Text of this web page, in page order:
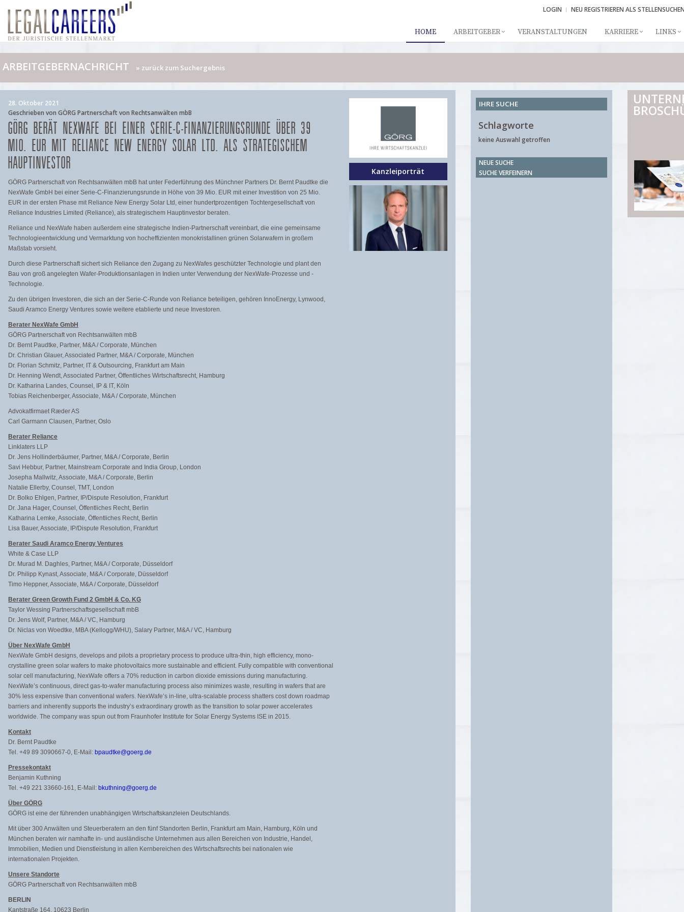
LOGIN NEU REGISTRIEREN ALS
HOME ARBEITGEBER VERANSTALTUNGEN KARRIERE LINKS
ARBEITGEBERNACHRICHT » zurück zum Suchergebnis
28. Oktober 2021
Geschrieben von GÖRG Partnerschaft von Rechtsanwälten mbB
GÖRG BERÄT NEXWAFE BEI EINER SERIE-C-FINANZIERUNGSRUNDE ÜBER 39
MIO. EUR MIT RELIANCE NEW ENERGY SOLAR LTD. ALS STRATEGISCHEM
HAUPTINVESTOR
GÖRG Partnerschaft von Rechtsanwälten mbB hat unter Federführung des Münchner Partners Dr. Bernt Paudtke die
NexWafe GmbH bei einer Serie-C-Finanzierungsrunde in Höhe von 39 Mio. EUR mit einer Investition von 25 Mio.
EUR in der ersten Phase mit Reliance New Energy Solar Ltd, einer hundertprozentigen Tochtergesellschaft von
Reliance Industries Limited (Reliance), als strategischem Hauptinvestor beraten.
Reliance und NexWafe haben außerdem eine strategische Indien-Partnerschaft vereinbart, die eine gemeinsame
Technologieentwicklung und Vermarktung von hocheffizienten monokristallinen grünen Solarwafern in großem
Maßstab vorsieht.
Durch diese Partnerschaft sichert sich Reliance den Zugang zu NexWafes geschützter Technologie und plant den
Bau von groß angelegten Wafer-Produktionsanlagen in Indien unter Verwendung der NexWafe-Prozesse und -
Technologie.
Zu den übrigen Investoren, die sich an der Serie-C-Runde von Reliance beteiligen, gehören InnoEnergy, Lynwood,
Saudi Aramco Energy Ventures sowie weitere etablierte und neue Investoren.
Berater NexWafe GmbH
GÖRG Partnerschaft von Rechtsanwälten mbB
Dr. Bernt Paudtke, Partner, M&A / Corporate, München
Dr. Christian Glauer, Associated Partner, M&A / Corporate, München
Dr. Florian Schmitz, Partner, IT & Outsourcing, Frankfurt am Main
Dr. Henning Wendt, Associated Partner, Öffentliches Wirtschaftsrecht, Hamburg
Dr. Katharina Landes, Counsel, IP & IT, Köln
Tobias Reichenberger, Associate, M&A / Corporate, München
Advokatfirmaet Ræder AS
Carl Garmann Clausen, Partner, Oslo
Berater Reliance
Linklaters LLP
Dr. Jens Hollinderbäumer, Partner, M&A / Corporate, Berlin
Savi Hebbur, Partner, Mainstream Corporate and India Group, London
Josepha Mallwitz, Associate, M&A / Corporate, Berlin
Natalie Ellerby, Counsel, TMT, London
Dr. Bolko Ehlgen, Partner, IP/Dispute Resolution, Frankfurt
Dr. Jana Hager, Counsel, Öffentliches Recht, Berlin
Katharina Lemke, Associate, Öffentliches Recht, Berlin
Lisa Bauer, Associate, IP/Dispute Resolution, Frankfurt
Berater Saudi Aramco Energy Ventures
White & Case LLP
Dr. Murad M. Daghles, Partner, M&A / Corporate, Düsseldorf
Dr. Philipp Kynast, Associate, M&A / Corporate, Düsseldorf
Timo Heppner, Associate, M&A / Corporate, Düsseldorf
Berater Green Growth Fund 2 GmbH & Co. KG
Taylor Wessing Partnerschaftsgesellschaft mbB
Dr. Jens Wolf, Partner, M&A / VC, Hamburg
Dr. Niclas von Woedtke, MBA (Kellogg/WHU), Salary Partner, M&A / VC, Hamburg
Über NexWafe GmbH
NexWafe GmbH designs, develops and pilots a proprietary process to produce ultra-thin, high efficiency, mono-
crystalline green solar wafers to make photovoltaics more sustainable and efficient. Fully compatible with conventional
solar cell manufacturing, NexWafe offers a 70% reduction in carbon dioxide emissions during manufacturing.
NexWafe’s continuous, direct gas-to-wafer manufacturing process also minimizes waste, resulting in wafers that are
30% less expensive than conventional wafers. NexWafe’s in-line, ultra-scalable process shatters cost down roadmap
barriers and inherently supports the industry’s extraordinary growth as the transition to solar power accelerates
worldwide. The company was spun out from Fraunhofer Institute for Solar Energy Systems ISE in 2015.
Kontakt
Dr. Bernt Paudtke
Tel. +49 89 3090667-0, E-Mail: bpaudtke@goerg.de
Pressekontakt
Benjamin Kuthning
Tel. +49 221 33660-161, E-Mail: bkuthning@goerg.de
Über GÖRG
GÖRG ist eine der führenden unabhängigen Wirtschaftskanzleien Deutschlands.
Mit über 300 Anwälten und Steuerberatern an den fünf Standorten Berlin, Frankfurt am Main, Hamburg, Köln und
München beraten wir namhafte in- und ausländische Unternehmen aus allen Bereichen von Industrie, Handel,
Immobilien, Medien und Dienstleistung in allen Kernbereichen des Wirtschaftsrechts bei nationalen wie
internationalen Projekten.
Unsere Standorte
GÖRG Partnerschaft von Rechtsanwälten mbB
BERLIN
Kantstraße 164, 10623 Berlin
Kanzleiporträt
IHRE SUCHE
Schlagworte
keine Auswahl getroffen
NEUE SUCHE
SUCHE VERFEINERN